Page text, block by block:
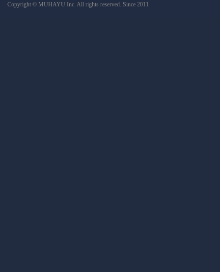
Copyright © MUHAYU Inc. All rights reserved. Since 2011